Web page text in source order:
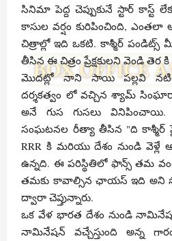
సినిమా పెద్ద చెప్పుకునే స్టార్ కాస్ట్
కాసుల వర్షం కురిపించింది,
చిత్రాల్లో ఇది ఒకటి. కాశ్మీర్
తీసిన ఈ చిత్రం ప్రేక్షకులని వెండి తెర
మొదట్లో నాని సాయి పల్లవి
దర్శకత్వం లో వచ్చిన శ్యామ్
అనే గుస గుసలు వినిపించాయి.
సంఘటనల రీత్యా తీసిన "ది కాశ్మీర్
RRR కి మరియు దేశం నుండి
ఉన్నది. ఈ పరిస్థితిలో ఫాన్స్ తమ
తమకు కావాల్సిన ఛాయస్ ఇది
ద్వారా చెప్తున్నారు.
ఒక వేళ భారత దేశం నుండి
నామినేషన్ వచ్చేస్తుంది అన్న